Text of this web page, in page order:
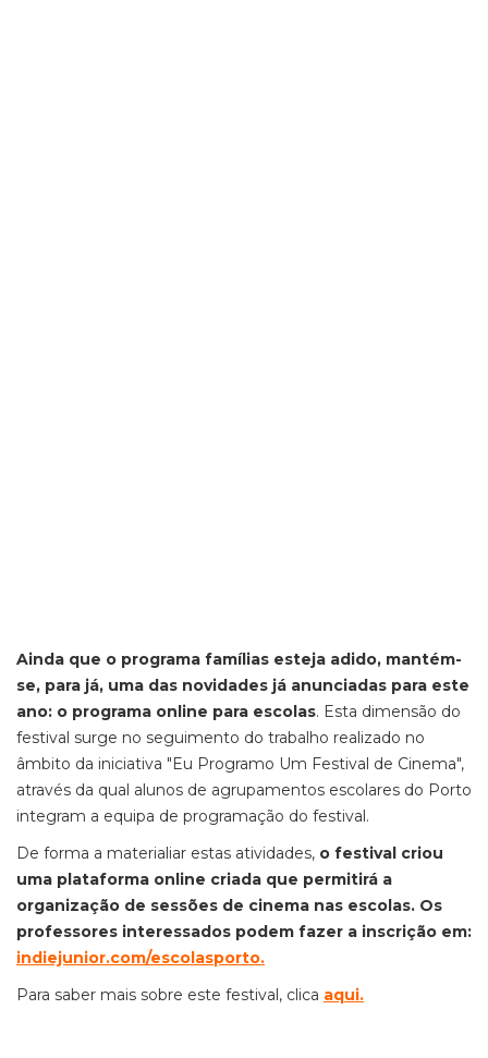
Ainda que o programa famílias esteja adido, mantém-
se, para já, uma das novidades já anunciadas para este
ano: o programa online para escolas. Esta dimensão do
festival surge no seguimento do trabalho realizado no
âmbito da iniciativa "Eu Programo Um Festival de Cinema",
através da qual alunos de agrupamentos escolares do Porto
integram a equipa de programação do festival.
De forma a materialiar estas atividades, o festival criou
uma plataforma online criada que permitirá a
organização de sessões de cinema nas escolas. Os
professores interessados podem fazer a inscrição em:
indiejunior.com/escolasporto.
Para saber mais sobre este festival, clica aqui.